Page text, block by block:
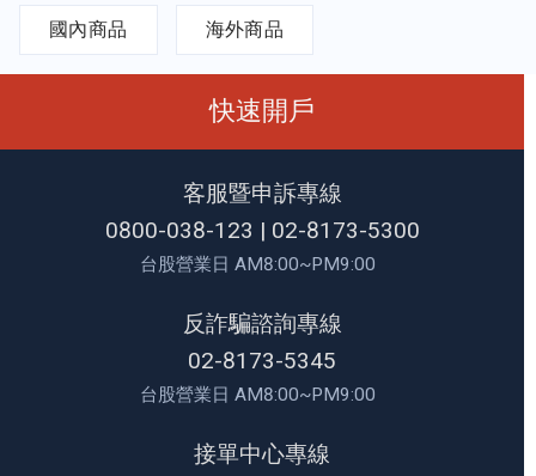
國內商品 海外商品
快速開戶
客服暨申訴專線
0800-038-123 | 02-8173-5300
台股營業日 AM8:00~PM9:00
反詐騙諮詢專線
02-8173-5345
台股營業日 AM8:00~PM9:00
接單中心專線